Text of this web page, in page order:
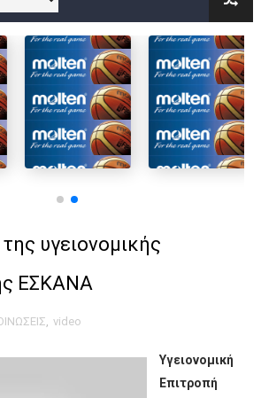
το Πέρα 71-56 την Δραπετσώνα στον
2 ο Μανδραϊκός 83-72 τον Εθνικό
ΑΝΟΔΟΥ ΣΤΗΝ NL 2 : ΑΥΡΙΟ
ο Ρέντης στον τελικό 104-77
Κυπελλούχος ο Μανδραϊκός σε ματς
υγειονομικής
ΕΣΚΑΝΑ
, video
Υγειονομική
Επιτροπή